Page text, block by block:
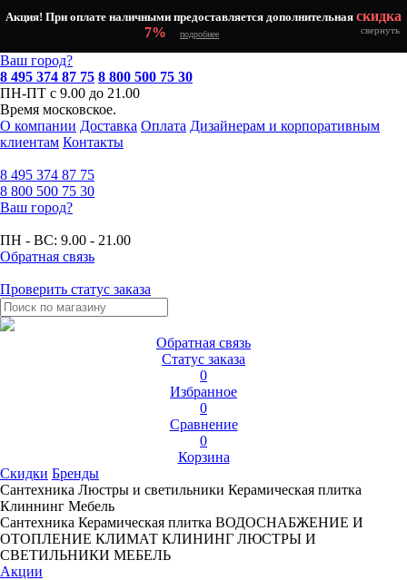
Акция! При оплате наличными предоставляется дополнительная скидка
7%
подробнее свернуть
Ваш город?
8 495 374 87 75 8 800 500 75 30
ПН-ПТ с 9.00 до 21.00
Время московское.
О компании Доставка Оплата Дизайнерам и корпоративным
клиентам Контакты
8 495 374 87 75
8 800 500 75 30
Ваш город?
ПН - ВС: 9.00 - 21.00
Обратная связь
Проверить статус заказа
Обратная связь
Статус заказа
0
Избранное
0
Сравнение
0
Корзина
Скидки Бренды
Сантехника Люстры и светильники Керамическая плитка
Клиннинг Мебель
Сантехника Керамическая плитка ВОДОСНАБЖЕНИЕ И
ОТОПЛЕНИЕ КЛИМАТ КЛИНИНГ ЛЮСТРЫ И
СВЕТИЛЬНИКИ МЕБЕЛЬ
Акции